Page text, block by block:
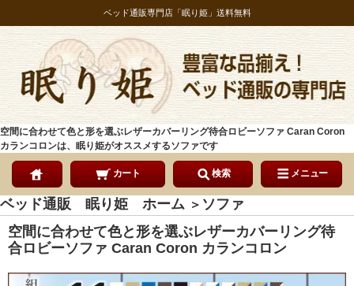
ベッド通販専門店「眠り姫」送料無料
空間に合わせて色と形を選ぶレザーカバーリング待合ロビーソファ Caran Coron
カランコロンは、眠り姫がオススメするソファです
カート 検索 メニュー
ベッド通販 眠り姫 ホーム ＞ ソファ
空間に合わせて色と形を選ぶレザーカバーリング待
合ロビーソファ Caran Coron カランコロン